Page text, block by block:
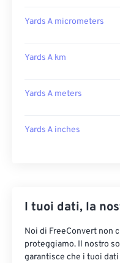
Yards A micrometers
Yards A km
Yards A meters
Yards A inches
I tuoi dati, la
Noi di FreeConvert non
proteggiamo. Il nostro
garantisce che i tuoi